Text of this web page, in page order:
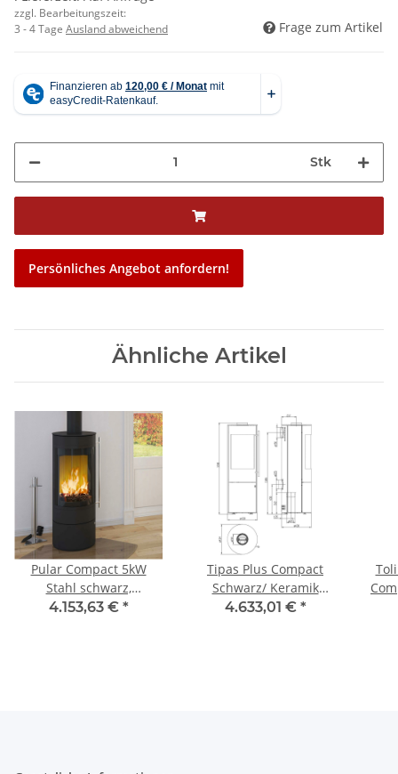
zzgl. Bearbeitungszeit:
3 - 4 Tage Ausland abweichend Frage zum Artikel
Stk
Persönliches Angebot anfordern!
Ähnliche Artikel
Pular Compact 5kW
Stahl schwarz,
Dekorrahmen schwarz
4.153,63 € *
Tipas Plus Compact
Schwarz/ Keramik
Sonderglasur
4.633,01 € *